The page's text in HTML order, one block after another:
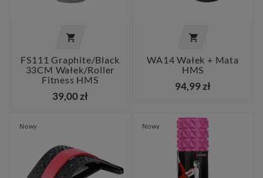

FS111 Graphite/black
33CM Wałek/roller
Fitness HMS
39,00 zł

WA14 Wałek + Mata
HMS
94,99 zł
Nowy Nowy